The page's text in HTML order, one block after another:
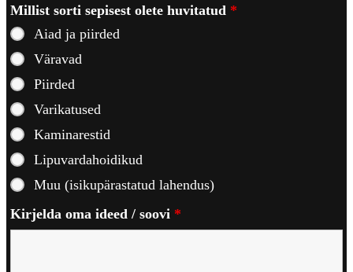
Millist sorti sepisest olete huvitatud *
Aiad ja piirded
Väravad
Piirded
Varikatused
Kaminarestid
Lipuvardahoidikud
Muu (isikupärastatud lahendus)
Kirjelda oma ideed / soovi *